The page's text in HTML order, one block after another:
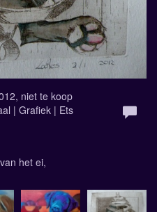
niet te koop
| Grafiek | Ets
het ei,